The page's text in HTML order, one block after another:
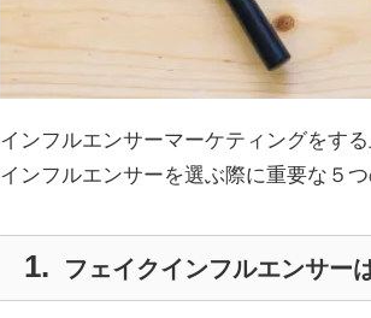
インフルエンサーマーケティングをす
インフルエンサーを選ぶ際に重要な５
フェイクインフルエンサー